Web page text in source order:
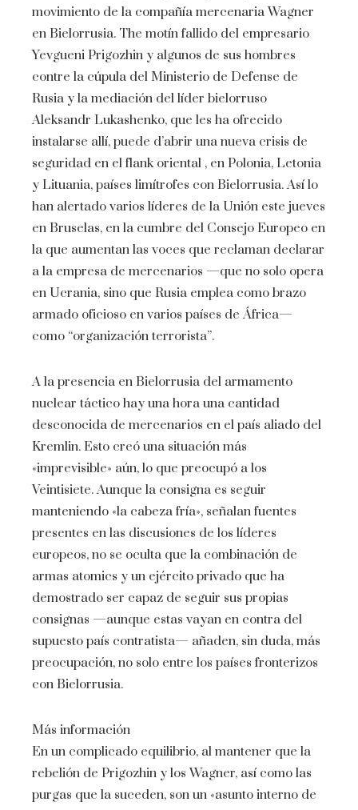
movimiento de la compañía mercenaria Wagner
en Bielorrusia. The motín fallido del empresario
Yevgueni Prigozhin y algunos de sus hombres
contre la cúpula del Ministerio de Defense de
Rusia y la mediación del líder bielorruso
Aleksandr Lukashenko, que les ha ofrecido
instalarse allí, puede d’abrir una nueva crisis de
seguridad en el flank oriental , en Polonia, Letonia
y Lituania, países limítrofes con Bielorrusia. Así lo
han alertado varios líderes de la Unión este jueves
en Bruselas, en la cumbre del Consejo Europeo en
la que aumentan las voces que reclaman declarar
a la empresa de mercenarios —que no solo opera
en Ucrania, sino que Rusia emplea como brazo
armado oficioso en varios países de África—
como “organización terrorista”.
A la presencia en Bielorrusia del armamento
nuclear táctico hay una hora una cantidad
desconocida de mercenarios en el país aliado del
Kremlin. Esto creó una situación más
«imprevisible» aún, lo que preocupó a los
Veintisiete. Aunque la consigna es seguir
manteniendo «la cabeza fría», señalan fuentes
presentes en las discusiones de los líderes
europeos, no se oculta que la combinación de
armas atomics y un ejército privado que ha
demostrado ser capaz de seguir sus propias
consignas —aunque estas vayan en contra del
supuesto país contratista— añaden, sin duda, más
preocupación, no solo entre los países fronterizos
con Bielorrusia.
Más información
En un complicado equilibrio, al mantener que la
rebelión de Prigozhin y los Wagner, así como las
purgas que la suceden, son un «asunto interno de